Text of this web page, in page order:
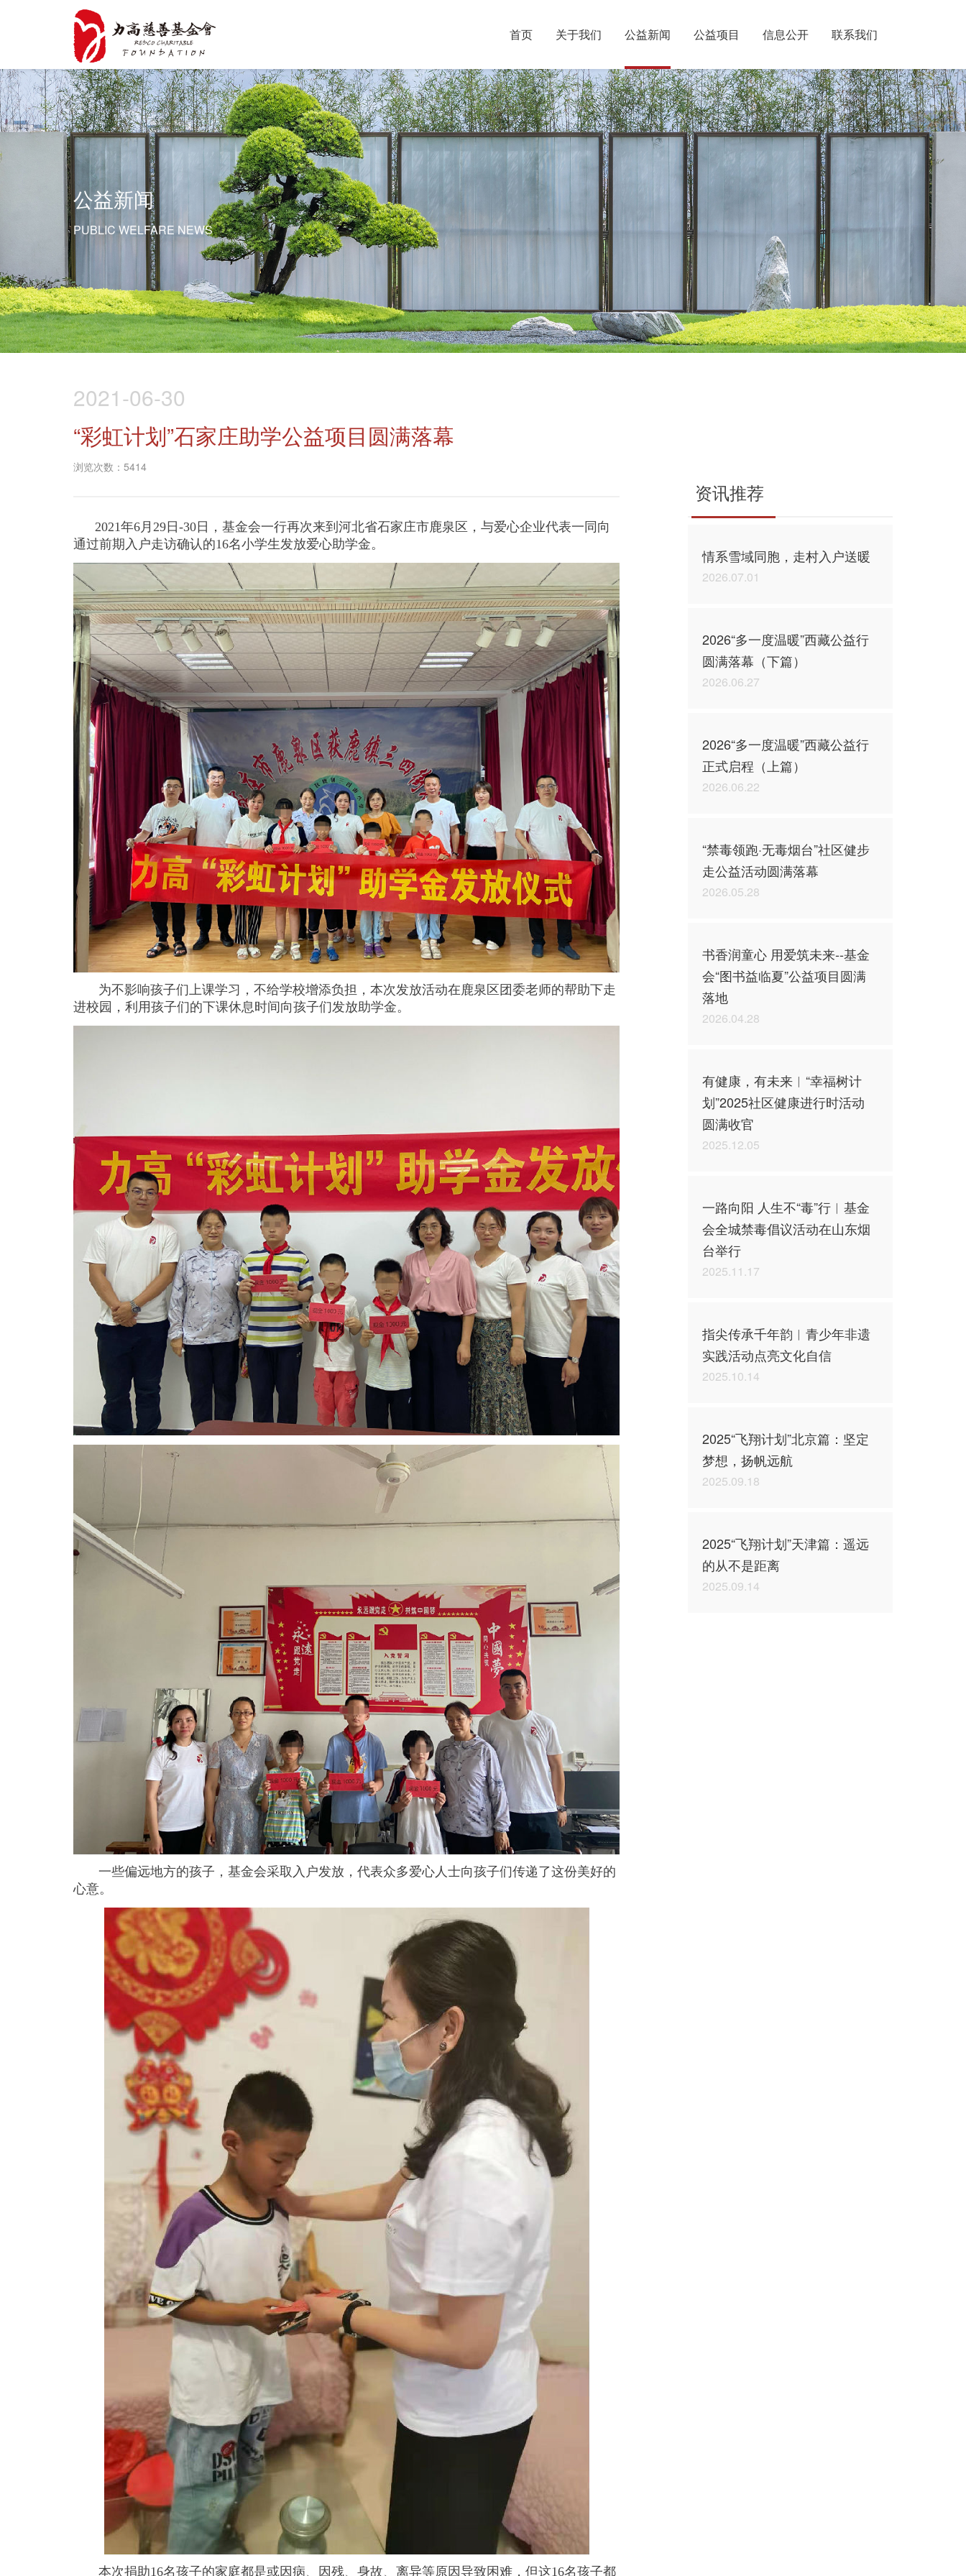
首页 关于我们 公益新闻 公益项目 信息公开 联系我们
公益新闻
PUBLIC WELFARE NEWS
2021-06-30
“彩虹计划”石家庄助学公益项目圆满落幕
浏览次数：5414
2021年6月29日-30日，基金会一行再次来到河北省石家庄市鹿泉区，与爱心企业代表一同向
通过前期入户走访确认的16名小学生发放爱心助学金。
为不影响孩子们上课学习，不给学校增添负担，本次发放活动在鹿泉区团委老师的帮助下走
进校园，利用孩子们的下课休息时间向孩子们发放助学金。
一些偏远地方的孩子，基金会采取入户发放，代表众多爱心人士向孩子们传递了这份美好的
心意。
本次捐助16名孩子的家庭都是或因病、因残、身故、离异等原因导致困难，但这16名孩子都
资讯推荐
情系雪域同胞，走村入户送暖
2026.07.01
2026“多一度温暖”西藏公益行
圆满落幕（下篇）
2026.06.27
2026“多一度温暖”西藏公益行
正式启程（上篇）
2026.06.22
“禁毒领跑·无毒烟台”社区健步
走公益活动圆满落幕
2026.05.28
书香润童心 用爱筑未来--基金
会“图书益临夏”公益项目圆满
落地
2026.04.28
有健康，有未来︱“幸福树计
划”2025社区健康进行时活动
圆满收官
2025.12.05
一路向阳 人生不“毒”行︱基金
会全城禁毒倡议活动在山东烟
台举行
2025.11.17
指尖传承千年韵︱青少年非遗
实践活动点亮文化自信
2025.10.14
2025“飞翔计划”北京篇：坚定
梦想，扬帆远航
2025.09.18
2025“飞翔计划”天津篇：遥远
的从不是距离
2025.09.14